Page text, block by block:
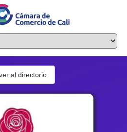
al directorio